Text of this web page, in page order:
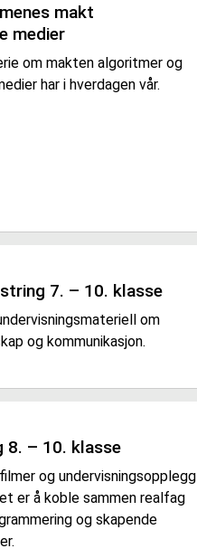
makt
medier
om makten algoritmer og
har i hverdagen vår.
7. – 10. klasse
om
og kommunikasjon.
8. – 10. klasse
og undervisningsopplegg
er å koble sammen realfag
og skapende